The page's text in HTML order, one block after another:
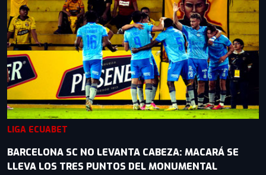
LIGA ECUABET
BARCELONA SC NO LEVANTA CABEZA: MACARÁ SE
LLEVA LOS TRES PUNTOS DEL MONUMENTAL